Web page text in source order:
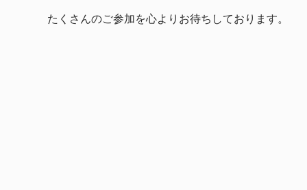
たくさんのご参加を心よりお待ちしております。